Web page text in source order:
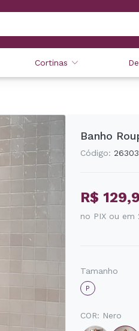
Cortinas
Banho
Código:
R$
no PIX ou em
Tamanho
P
COR: Nero